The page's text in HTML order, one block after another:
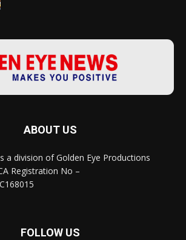
ABOUT US
a division of Golden Eye Productions
Registration No –
FOLLOW US